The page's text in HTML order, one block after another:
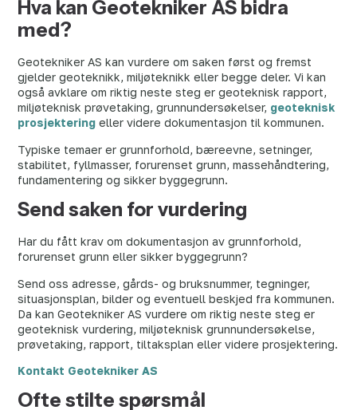
Hva kan Geotekniker AS bidra
med?
Geotekniker AS kan vurdere om saken først og fremst
gjelder geoteknikk, miljøteknikk eller begge deler. Vi kan
også avklare om riktig neste steg er geoteknisk rapport,
miljøteknisk prøvetaking, grunnundersøkelser, geoteknisk
prosjektering eller videre dokumentasjon til kommunen.
Typiske temaer er grunnforhold, bæreevne, setninger,
stabilitet, fyllmasser, forurenset grunn, massehåndtering,
fundamentering og sikker byggegrunn.
Send saken for vurdering
Har du fått krav om dokumentasjon av grunnforhold,
forurenset grunn eller sikker byggegrunn?
Send oss adresse, gårds- og bruksnummer, tegninger,
situasjonsplan, bilder og eventuell beskjed fra kommunen.
Da kan Geotekniker AS vurdere om riktig neste steg er
geoteknisk vurdering, miljøteknisk grunnundersøkelse,
prøvetaking, rapport, tiltaksplan eller videre prosjektering.
Kontakt Geotekniker AS
Ofte stilte spørsmål